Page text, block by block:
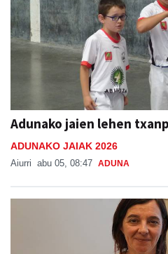
Adunako jaien lehen
ADUNAKO JAIAK 2026
Aiurri abu 05, 08:47 ADUNA